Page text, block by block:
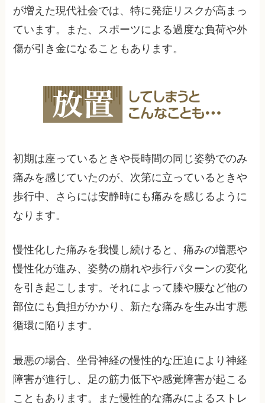
が増えた現代社会では、特に発症リスクが高まっ
ています。また、スポーツによる過度な負荷や外
傷が引き金になることもあります。
初期は座っているときや長時間の同じ姿勢でのみ
痛みを感じていたのが、次第に立っているときや
歩行中、さらには安静時にも痛みを感じるように
なります。
慢性化した痛みを我慢し続けると、痛みの増悪や
慢性化が進み、姿勢の崩れや歩行パターンの変化
を引き起こします。それによって膝や腰など他の
部位にも負担がかかり、新たな痛みを生み出す悪
循環に陥ります。
最悪の場合、坐骨神経の慢性的な圧迫により神経
障害が進行し、足の筋力低下や感覚障害が起こる
こともあります。また慢性的な痛みによるストレ